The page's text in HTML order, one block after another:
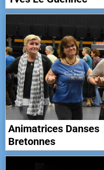
Animatrices Danses
Bretonnes